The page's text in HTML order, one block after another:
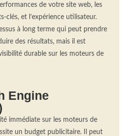
de votre site web, les
clés, et l’expérience utilisateur.
à long terme qui peut prendre
des résultats, mais il est
durable sur les moteurs de
Engine
immédiate sur les moteurs de
un budget publicitaire. Il peut